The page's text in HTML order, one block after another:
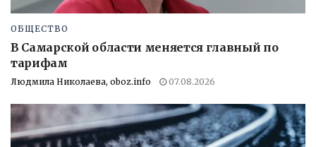
ОБЩЕСТВО
В Самарской области меняется главный по
тарифам
Людмила Николаева, oboz.info 07.08.2026